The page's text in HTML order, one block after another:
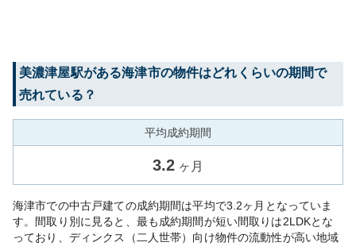
美濃津屋駅がある海津市の物件はどれくらいの期間で
売れている？
平均成約期間
3.2 ヶ月
海津市での中古戸建ての成約期間は平均で3.2ヶ月となっていま
す。間取り別に見ると、最も成約期間が短い間取りは2LDKとな
っており、ディンクス（二人世帯）向け物件の流動性が高い地域